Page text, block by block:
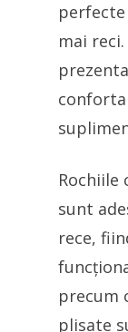
mai
Rochiile
sunt
rece,
precum
plisate